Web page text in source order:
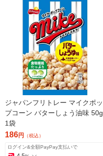
ジャパンフリトレー マイクポッ
プコーン バターしょう油味 50g
1袋
186円 （税込）
ログイン&全額PayPay支払いで